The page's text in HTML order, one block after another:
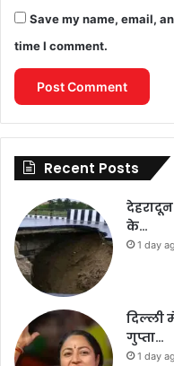
Save my name, email,
time I comment.
Recent Posts
के…
1 day
दिल्ली
गुप्ता…
1 day